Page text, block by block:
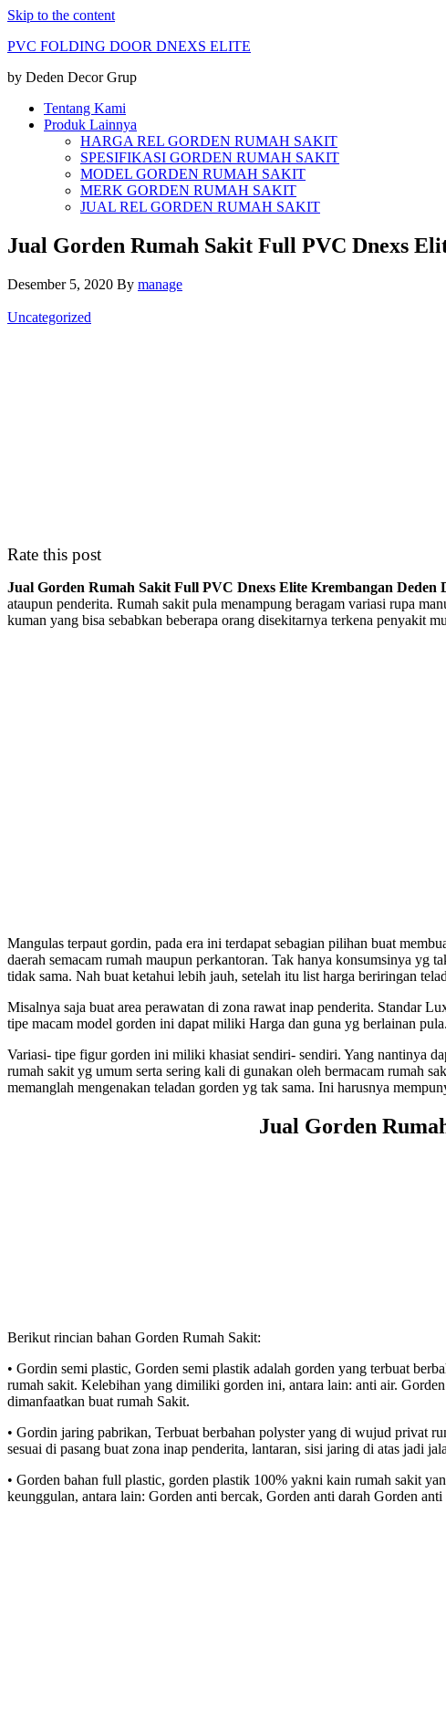
Skip to the content
PVC FOLDING DOOR DNEXS ELITE
by Deden Decor Grup
Tentang Kami
Produk Lainnya
HARGA REL GORDEN RUMAH SAKIT
SPESIFIKASI GORDEN RUMAH SAKIT
MODEL GORDEN RUMAH SAKIT
MERK GORDEN RUMAH SAKIT
JUAL REL GORDEN RUMAH SAKIT
Jual Gorden Rumah Sakit Full PVC Dnexs
Desember 5, 2020 By manage
Uncategorized
Rate this post
Jual Gorden Rumah Sakit Full PVC Dnexs Elite Krembangan Deden
ataupun penderita. Rumah sakit pula menampung beragam variasi rupa
kuman yang bisa sebabkan beberapa orang disekitarnya terkena penyakit
Mangulas terpaut gordin, pada era ini terdapat sebagian pilihan buat
daerah semacam rumah maupun perkantoran. Tak hanya konsumsinya
tidak sama. Nah buat ketahui lebih jauh, setelah itu list harga beriringan
Misalnya saja buat area perawatan di zona rawat inap penderita. Standar
tipe macam model gorden ini dapat miliki Harga dan guna yg berlainan
Variasi- tipe figur gorden ini miliki khasiat sendiri- sendiri. Yang nantinya
rumah sakit yg umum serta sering kali di gunakan oleh bermacam rumah
memanglah mengenakan teladan gorden yg tak sama. Ini harusnya
Jual Gorden
Berikut rincian bahan Gorden Rumah Sakit:
• Gordin semi plastic, Gorden semi plastik adalah gorden yang terbuat
rumah sakit. Kelebihan yang dimiliki gorden ini, antara lain: anti air.
dimanfaatkan buat rumah Sakit.
• Gordin jaring pabrikan, Terbuat berbahan polyster yang di wujud privat
sesuai di pasang buat zona inap penderita, lantaran, sisi jaring di atas jadi
• Gorden bahan full plastic, gorden plastik 100% yakni kain rumah sakit
keunggulan, antara lain: Gorden anti bercak, Gorden anti darah Gorden